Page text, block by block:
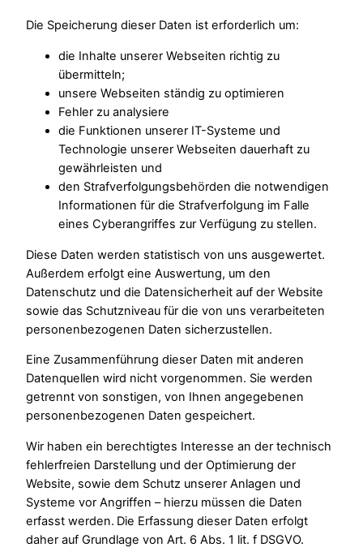
Die Speicherung dieser Daten ist erforderlich um:
die Inhalte unserer Webseiten richtig zu
übermitteln;
unsere Webseiten ständig zu optimieren
Fehler zu analysiere
die Funktionen unserer IT-Systeme und
Technologie unserer Webseiten dauerhaft zu
gewährleisten und
den Strafverfolgungsbehörden die notwendigen
Informationen für die Strafverfolgung im Falle
eines Cyberangriffes zur Verfügung zu stellen.
Diese Daten werden statistisch von uns ausgewertet.
Außerdem erfolgt eine Auswertung, um den
Datenschutz und die Datensicherheit auf der Website
sowie das Schutzniveau für die von uns verarbeiteten
personenbezogenen Daten sicherzustellen.
Eine Zusammenführung dieser Daten mit anderen
Datenquellen wird nicht vorgenommen. Sie werden
getrennt von sonstigen, von Ihnen angegebenen
personenbezogenen Daten gespeichert.
Wir haben ein berechtigtes Interesse an der technisch
fehlerfreien Darstellung und der Optimierung der
Website, sowie dem Schutz unserer Anlagen und
Systeme vor Angriffen – hierzu müssen die Daten
erfasst werden. Die Erfassung dieser Daten erfolgt
daher auf Grundlage von Art. 6 Abs. 1 lit. f DSGVO.